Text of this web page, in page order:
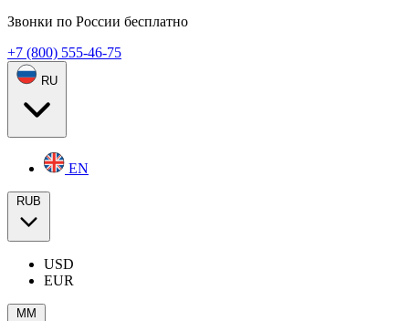
Звонки по России бесплатно
+7 (800) 555-46-75
RU
EN
RUB
USD
EUR
ММ